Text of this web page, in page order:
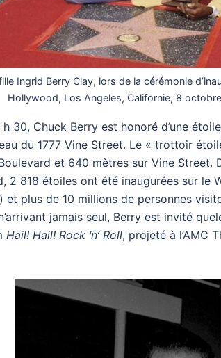
Ingrid Berry Clay, lors de la cérémonie
Hollywood, Los Angeles, Californie, 8
30, Chuck Berry est honoré d’une
du 1777 Vine Street. Le « trottoir
et 640 mètres sur Vine Street.
2 818 étoiles ont été inaugurées sur le
) et plus de 10 millions de personnes
jamais seul, Berry est invité
Hail! Hail! Rock ‘n’ Roll, projeté à l’AMC